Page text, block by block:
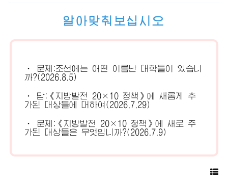
알아맞춰보십시오
· 문제:조선에는 어떤 이름난 대학들이 있습니
까?(2026.8.5)
· 답:《지방발전 20×10 정책》에 새롭게 추
가된 대상들에 대하여(2026.7.29)
· 문제:《지방발전 20×10 정책》에 새로 추
가된 대상들은 무엇입니까?(2026.7.9)